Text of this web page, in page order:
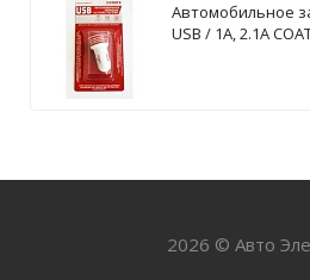
Автомобильное
USB / 1А, 2.1А
2026 © Авто